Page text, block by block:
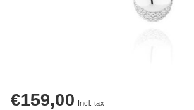
€159,00 Incl. tax